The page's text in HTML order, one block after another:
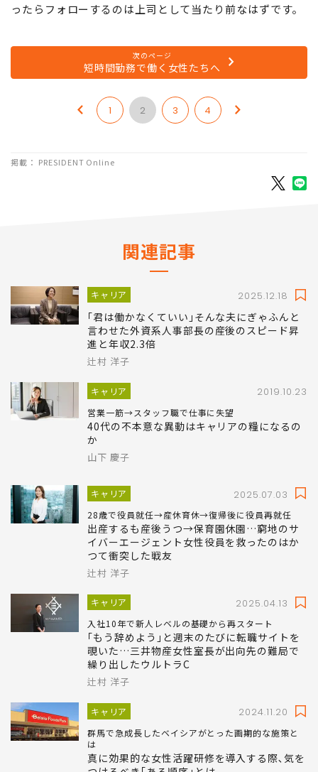
ったらフォローするのは上司として当たり前なはずです。
次のページ
短時間勤務で働く女性たちへ
1 2 3 4
掲載： PRESIDENT Online
関連記事
キャリア 2025.12.18
｢君は働かなくていい｣そんな夫にぎゃふんと
言わせた外資系人事部長の産後のスピード昇
進と年収2.3倍
辻村 洋子
キャリア 2019.10.23
営業一筋→スタッフ職で仕事に失望
40代の不本意な異動はキャリアの糧になるの
か
山下 慶子
キャリア 2025.07.03
28歳で役員就任→産休育休→復帰後に役員再就任
出産するも産後うつ→保育園休園…窮地のサ
イバーエージェント女性役員を救ったのはか
つて衝突した戦友
辻村 洋子
キャリア 2025.04.13
入社10年で新人レベルの基礎から再スタート
｢もう辞めよう｣と週末のたびに転職サイトを
覗いた…三井物産女性室長が出向先の難局で
繰り出したウルトラC
辻村 洋子
キャリア 2024.11.20
群馬で急成長したベイシアがとった画期的な施策と
は
真に効果的な女性活躍研修を導入する際､気を